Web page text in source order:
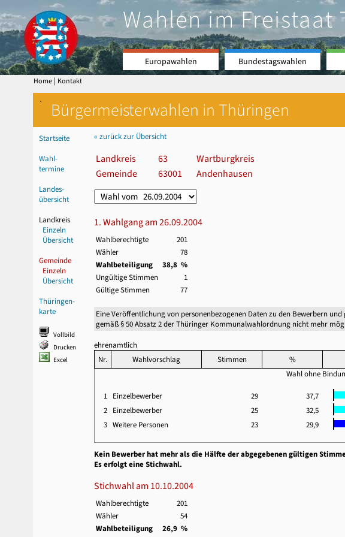
Wahlen im Freistaat
Europawahlen Bundestagswahlen
Home | Kontakt
` Bürgermeisterwahlen in Thüringen
Startseite
Wahl-
termine
Landes-
übersicht
Landkreis
Einzeln
Übersicht
Gemeinde
Einzeln
Übersicht
Thüringen-
karte
Vollbild
Drucken
Excel
« zurück zur Übersicht
Landkreis 63
Wartburgkreis
Gemeinde
63001 Andenhausen
1. Wahlgang am 26.09.2004
Wahlberechtigte
201
Wähler
78
Wahlbeteiligung
38,8 %
Ungültige Stimmen
1
Gültige Stimmen
77
Eine Veröffentlichung von personenbezogenen Daten zu den Bewerbern
gemäß § 50 Absatz 2 der Thüringer Kommunalwahlordnung nicht mehr
ehrenamtlich
Nr.
Wahlvorschlag Stimmen %
Wahl ohne
1 Einzelbewerber 29
37,7
2 Einzelbewerber 25
32,5
3 Weitere Personen 23 29,9
Kein Bewerber hat mehr als die Hälfte der abgegebenen gültigen
Es erfolgt eine Stichwahl.
Stichwahl am 10.10.2004
Wahlberechtigte
201
Wähler
54
Wahlbeteiligung
26,9 %